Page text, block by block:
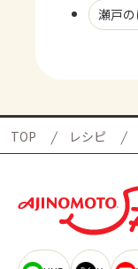
瀬戸
TOP レシピ